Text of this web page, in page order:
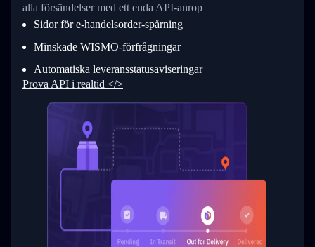
28
29
31
33
34
"Details": "BEIJING-
          }
      }
  }
}
alla försändelser med ett enda API-anrop
Sidor för e-handelsorder-spårning
Minskade WISMO-förfrågningar
Automatiska leveransstatusaviseringar
Prova API i realtid </>